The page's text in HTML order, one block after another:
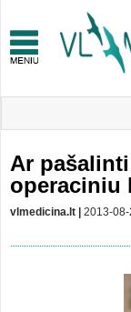
Ar
operaciniu
vlmedicina.lt | 2013-